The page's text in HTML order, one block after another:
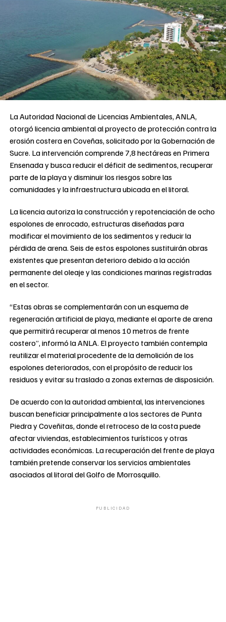
La Autoridad Nacional de Licencias Ambientales, ANLA,
otorgó licencia ambiental al proyecto de protección contra la
erosión costera en Coveñas, solicitado por la Gobernación de
Sucre. La intervención comprende 7,8 hectáreas en Primera
Ensenada y busca reducir el déficit de sedimentos, recuperar
parte de la playa y disminuir los riesgos sobre las
comunidades y la infraestructura ubicada en el litoral.
La licencia autoriza la construcción y repotenciación de ocho
espolones de enrocado, estructuras diseñadas para
modificar el movimiento de los sedimentos y reducir la
pérdida de arena. Seis de estos espolones sustituirán obras
existentes que presentan deterioro debido a la acción
permanente del oleaje y las condiciones marinas registradas
en el sector.
“Estas obras se complementarán con un esquema de
regeneración artificial de playa, mediante el aporte de arena
que permitirá recuperar al menos 10 metros de frente
costero”, informó la ANLA. El proyecto también contempla
reutilizar el material procedente de la demolición de los
espolones deteriorados, con el propósito de reducir los
residuos y evitar su traslado a zonas externas de disposición.
De acuerdo con la autoridad ambiental, las intervenciones
buscan beneficiar principalmente a los sectores de Punta
Piedra y Coveñitas, donde el retroceso de la costa puede
afectar viviendas, establecimientos turísticos y otras
actividades económicas. La recuperación del frente de playa
también pretende conservar los servicios ambientales
asociados al litoral del Golfo de Morrosquillo.
PUBLICIDAD